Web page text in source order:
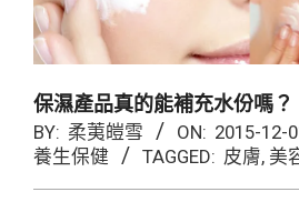
保濕產品真的能補充水份嗎？
BY: 柔荑皚雪 ON: 2015-12-
養生保健
TAGGED: 皮膚, 美